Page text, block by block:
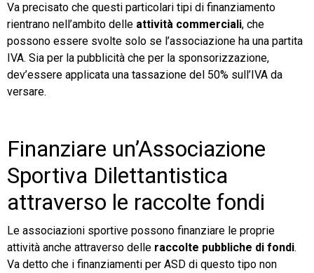
Va precisato che questi particolari tipi di finanziamento
rientrano nell’ambito delle attività commerciali, che
possono essere svolte solo se l’associazione ha una partita
IVA. Sia per la pubblicità che per la sponsorizzazione,
dev’essere applicata una tassazione del 50% sull’IVA da
versare.
Finanziare un’Associazione
Sportiva Dilettantistica
attraverso le raccolte fondi
Le associazioni sportive possono finanziare le proprie
attività anche attraverso delle raccolte pubbliche di fondi.
Va detto che i finanziamenti per ASD di questo tipo non